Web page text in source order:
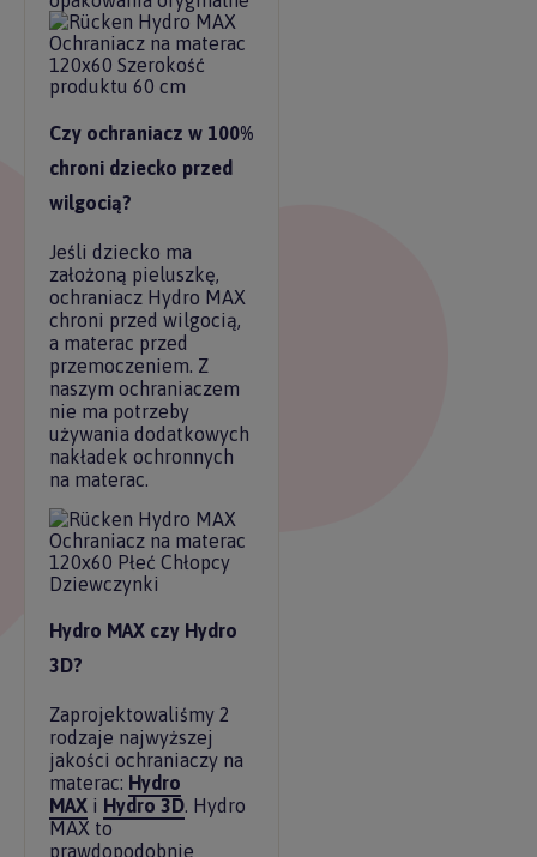
Czy ochraniacz w 100%
chroni dziecko przed
wilgocią?
Jeśli dziecko ma
założoną pieluszkę,
ochraniacz Hydro MAX
chroni przed wilgocią,
a materac przed
przemoczeniem. Z
naszym ochraniaczem
nie ma potrzeby
używania dodatkowych
nakładek ochronnych
na materac.
Hydro MAX czy Hydro
3D?
Zaprojektowaliśmy 2
rodzaje najwyższej
jakości ochraniaczy na
materac: Hydro
MAX i Hydro 3D. Hydro
MAX to
prawdopodobnie